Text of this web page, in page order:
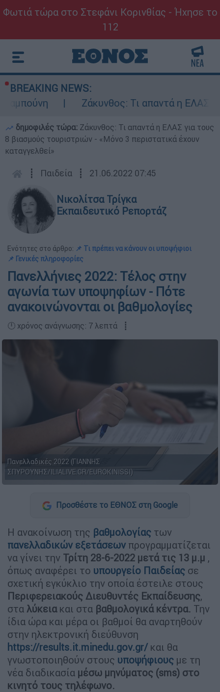
Φωτιά τώρα στο Στεφάνι Κορινθίας - Ήχησε το
112
BREAKING NEWS:
Ζάκυνθος: Τι απαντά η ΕΛΑΣ για
δημοφιλές τώρα: Ζάκυνθος: Τι απαντά η ΕΛΑΣ για τους
8 βιασμούς τουριστριών - «Μόνο 3 περιστατικά έχουν
καταγγελθεί»
┋ Παιδεία ┋ 21.06.2022 07:45
Νικολίτσα Τρίγκα
Εκπαιδευτικό Ρεπορτάζ
Ενότητες στο άρθρο: 📌 Τι πρέπει να κάνουν οι υποψήφιοι
📌 Γενικές πληροφορίες
Πανελλήνιες 2022: Τέλος στην
αγωνία των υποψηφίων - Πότε
ανακοινώνονται οι βαθμολογίες
🕛 χρόνος ανάγνωσης: 7 λεπτά ┋
Πανελλαδικές 2022 (ΓΙΑΝΝΗΣ
ΣΠΥΡΟΥΝΗΣ/ILIALIVE.GR/EUROKINISSI)
Προσθέστε το ΕΘΝΟΣ στη Google
Η ανακοίνωση της βαθμολογίας των
πανελλαδικών εξετάσεωνπρογραμματίζεται
να γίνει την Τρίτη 28-6-2022 μετά τις 13 μ.μ ,
όπως αναφέρει το υπουργείο Παιδείας σε
σχετική εγκύκλιο την οποία έστειλε στους
Περιφερειακούς Διευθυντές Εκπαίδευσης,
στα λύκειακαι στα βαθμολογικά κέντρα. Την
ίδια ώρα και μέρα οι βαθμοί θα αναρτηθούν
στην ηλεκτρονική διεύθυνση
https://results.it.minedu.gov.gr/και θα
γνωστοποιηθούν στους υποψήφιους με τη
νέα διαδικασία μέσω μηνύματος (sms) στο
κινητό τους τηλέφωνο.